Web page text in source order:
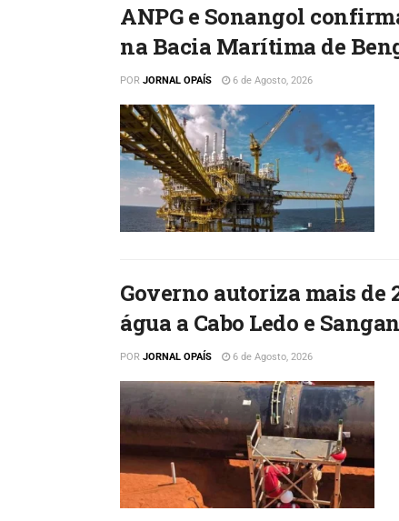
ANPG e Sonangol
na Bacia Marítima de
POR JORNAL OPAÍS 6 de Agosto, 2026
Governo autoriza mais de
água a Cabo Ledo e
POR JORNAL OPAÍS 6 de Agosto, 2026